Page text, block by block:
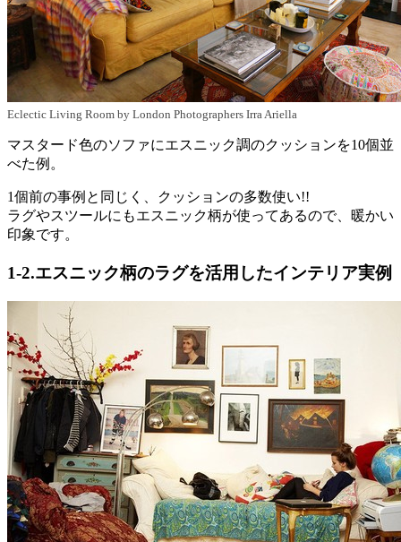
Eclectic Living Room by London Photographers Irra Ariella
マスタード色のソファにエスニック調のクッションを10個並
べた例。
1個前の事例と同じく、クッションの多数使い!!
ラグやスツールにもエスニック柄が使ってあるので、暖かい
印象です。
1-2.エスニック柄のラグを活用したインテリア実例